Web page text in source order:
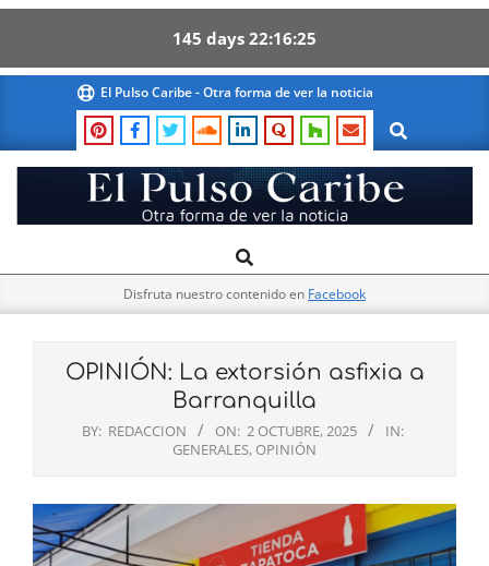
145 days 22 16 24
content
El Pulso Caribe - Otra forma de ver la noticia
Search
El
Pulso
Navigation
Search
Disfruta nuestro contenido en Facebook
OPINIÓN: La extorsión asfixia a
Barranquilla
BY: REDACCION ON: 2 OCTUBRE, 2025
IN:
GENERALES, OPINIÓN